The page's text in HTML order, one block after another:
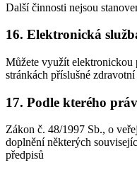
Další činnosti nejsou
16. Elektronická
Můžete využít elektronickou
stránkách příslušné
17. Podle kterého
Zákon č. 48/1997 Sb., o
doplnění některých
předpisů